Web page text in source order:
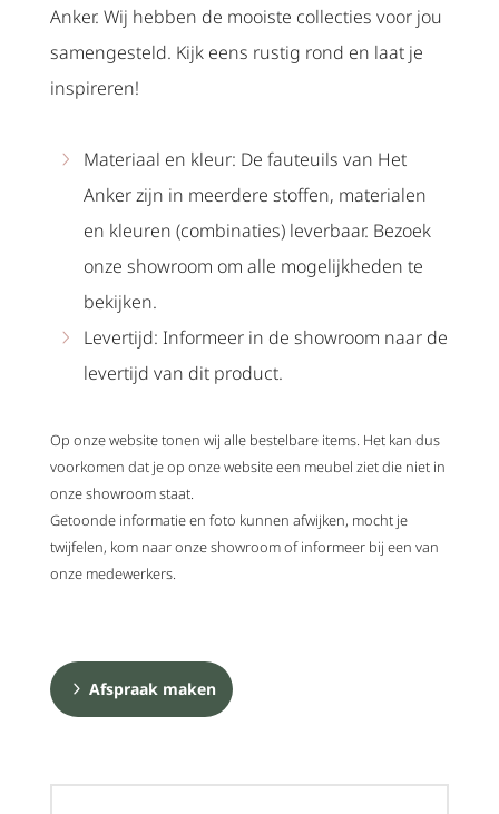
Anker. Wij hebben de mooiste collecties voor jou
samengesteld. Kijk eens rustig rond en laat je
inspireren!
Materiaal en kleur: De fauteuils van Het
Anker zijn in meerdere stoffen, materialen
en kleuren (combinaties) leverbaar. Bezoek
onze showroom om alle mogelijkheden te
bekijken.
Levertijd: Informeer in de showroom naar de
levertijd van dit product.
Op onze website tonen wij alle bestelbare items. Het kan dus
voorkomen dat je op onze website een meubel ziet die niet in
onze showroom staat.
Getoonde informatie en foto kunnen afwijken, mocht je
twijfelen, kom naar onze showroom of informeer bij een van
onze medewerkers.
Afspraak maken